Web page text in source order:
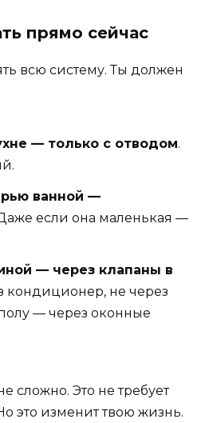
прямо сейчас
всю систему. Ты должен
— только с отводом.
ванной —
если она маленькая —
— через клапаны в
кондиционер, не через
— через оконные
сложно. Это не требует
это изменит твою жизнь.